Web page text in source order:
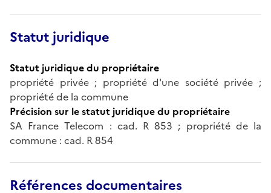
Statut juridique
Statut juridique du propriétaire
propriété privée ; propriété d'une société privée ;
propriété de la commune
Précision sur le statut juridique du propriétaire
SA France Telecom : cad. R 853 ; propriété de la
commune : cad. R 854
Références documentaires